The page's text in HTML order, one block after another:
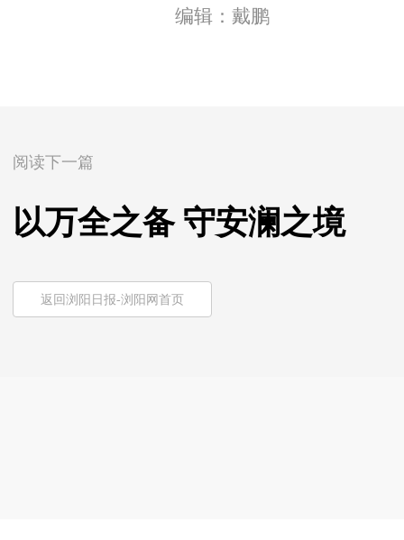
编辑：戴鹏
阅读下一篇
以万全之备 守安澜之境
返回浏阳日报-浏阳网首页